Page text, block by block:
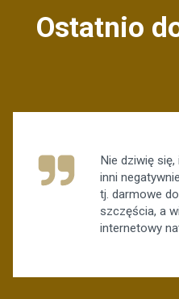
Ostatnio
Nie dziwię
inni
tj. darmowe
szczęścia, a
internetowy